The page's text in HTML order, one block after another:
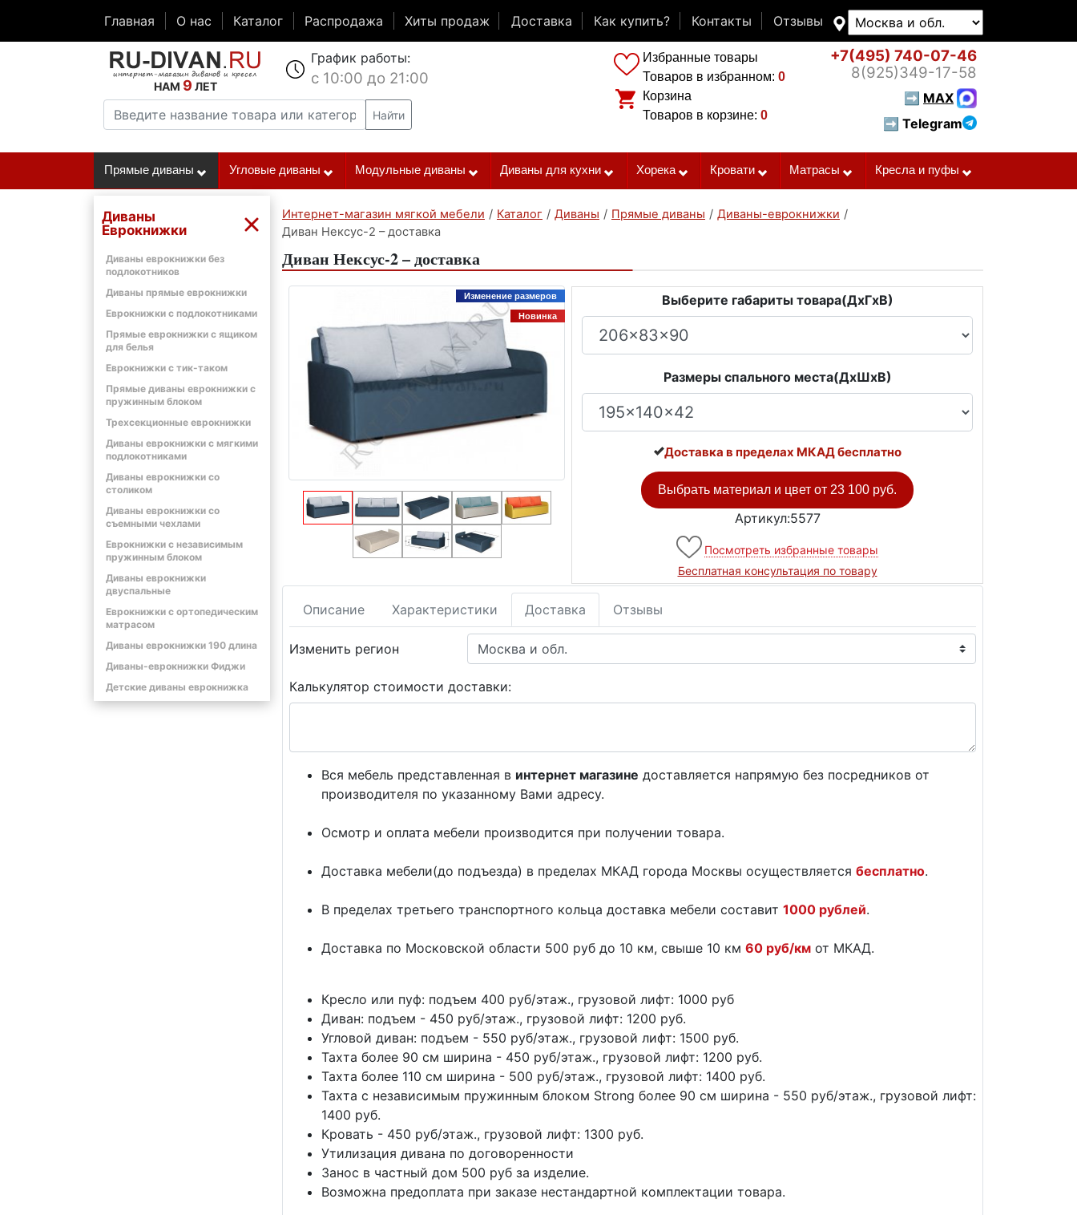
Главная О нас Каталог Распродажа Хиты продаж Доставка Как купить? Контакты Отзывы
НАМ 9 ЛЕТ
График работы:
с 10:00 до 21:00
Найти
Избранные товары
Товаров в избранном: 0
Корзина
Товаров в корзине: 0
+7(495) 740-07-46
8(925)349-17-58
➡ MAX
➡ Telegram
Прямые диваны Угловые диваны Модульные диваны Диваны для кухни Хорека Кровати Матрасы Кресла и пуфы
Диваны
Еврокнижки
Диваны еврокнижки без
подлокотников
Диваны прямые еврокнижки
Еврокнижки с подлокотниками
Прямые еврокнижки с ящиком
для белья
Еврокнижки с тик-таком
Прямые диваны еврокнижки с
пружинным блоком
Трехсекционные еврокнижки
Диваны еврокнижки с мягкими
подлокотниками
Диваны еврокнижки со
столиком
Диваны еврокнижки со
съемными чехлами
Еврокнижки с независимым
пружинным блоком
Диваны еврокнижки
двуспальные
Еврокнижки с ортопедическим
матрасом
Диваны еврокнижки 190 длина
Диваны-еврокнижки Фиджи
Детские диваны еврокнижка
Интернет-магазин мягкой мебели / Каталог / Диваны / Прямые диваны / Диваны-еврокнижки /
Диван Нексус-2 – доставка
Диван Нексус-2 – доставка
Изменение размеров
Новинка
Выберите габариты товара(ДxГxВ)
Размеры спального места(ДxШxВ)
Доставка в пределах МКАД бесплатно
Выбрать материал и цвет от 23 100 руб.
Артикул:5577
Посмотреть избранные товары
Бесплатная консультация по товару
Описание Характеристики Доставка Отзывы
Изменить регион
Калькулятор стоимости доставки:
Вся мебель представленная в интернет магазине доставляется напрямую без посредников от
производителя по указанному Вами адресу.
Осмотр и оплата мебели производится при получении товара.
Доставка мебели(до подъезда) в пределах МКАД города Москвы осуществляется бесплатно.
В пределах третьего транспортного кольца доставка мебели составит 1000 рублей.
Доставка по Московской области 500 руб до 10 км, свыше 10 км 60 руб/км от МКАД.
Кресло или пуф: подъем 400 руб/этаж., грузовой лифт: 1000 руб
Диван: подъем - 450 руб/этаж., грузовой лифт: 1200 руб.
Угловой диван: подъем - 550 руб/этаж., грузовой лифт: 1500 руб.
Тахта более 90 см ширина - 450 руб/этаж., грузовой лифт: 1200 руб.
Тахта более 110 см ширина - 500 руб/этаж., грузовой лифт: 1400 руб.
Тахта с независимым пружинным блоком Strong более 90 см ширина - 550 руб/этаж., грузовой лифт:
1400 руб.
Кровать - 450 руб/этаж., грузовой лифт: 1300 руб.
Утилизация дивана по договоренности
Занос в частный дом 500 руб за изделие.
Возможна предоплата при заказе нестандартной комплектации товара.